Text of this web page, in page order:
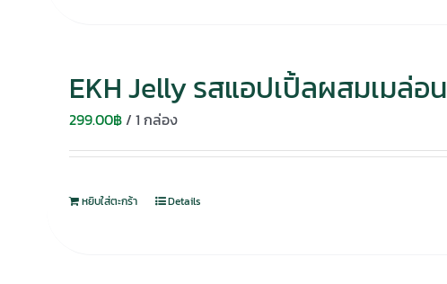
EKH Jelly รสแอปเปิ้ลผสมเมล่อน
299.00฿/ 1 กล่อง
หยิบใส่ตะกร้า Details